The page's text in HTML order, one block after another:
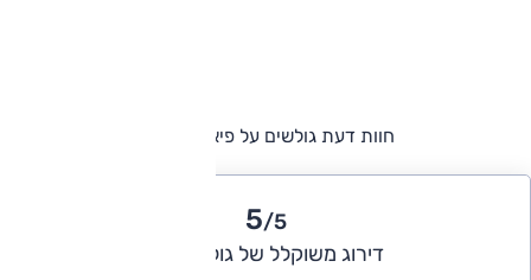
חוות דעת גולשים על פיאט דוקאטו
5/5
דירוג משוקלל של גולשי אוטו